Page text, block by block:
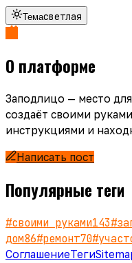
Темасветлая
О платформе
Заподлицо — место
создаёт своими
инструкциями и
Написать пост
Популярные теги
#своими руками143#
дом86#ремонт70#
СоглашениеТеги